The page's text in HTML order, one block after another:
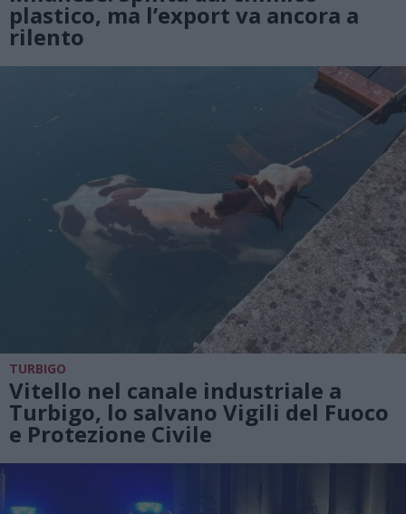
plastico, ma l’export va ancora a
rilento
TURBIGO
Vitello nel canale industriale a
Turbigo, lo salvano Vigili del Fuoco
e Protezione Civile